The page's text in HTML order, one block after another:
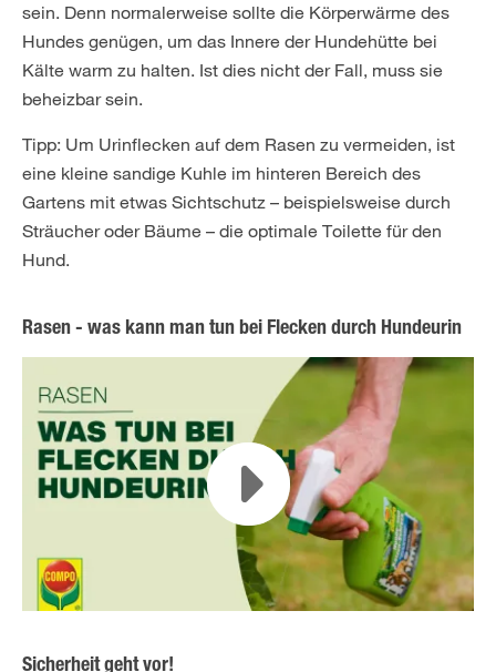
sein. Denn normalerweise sollte die Körperwärme des
Hundes genügen, um das Innere der Hundehütte bei
Kälte warm zu halten. Ist dies nicht der Fall, muss sie
beheizbar sein.
Tipp: Um Urinflecken auf dem Rasen zu vermeiden, ist
eine kleine sandige Kuhle im hinteren Bereich des
Gartens mit etwas Sichtschutz – beispielsweise durch
Sträucher oder Bäume – die optimale Toilette für den
Hund.
Rasen - was kann man tun bei Flecken durch Hundeurin
Sicherheit geht vor!